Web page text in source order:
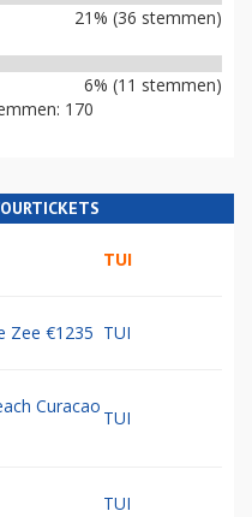
21% (36 stemmen)
6% (11 stemmen)
170
TUI
Zee €1235 TUI
Curacao
TUI
TUI